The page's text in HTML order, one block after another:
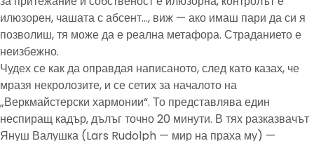
илюзорен, чашата с абсент…, виж — ако имаш пари да си я
позволиш, тя може да е реална метафора. Страданието е
неизбежно.
Чудех се как да оправдая написаното, след като казах, че
мразя некролозите, и се сетих за началото на
„Веркмайстерски хармонии“. То представлява един
неспиращ кадър, дълъг точно 20 минути. В тях разказвачът
Януш Валушка (Lars Rudolph — мир на праха му) —